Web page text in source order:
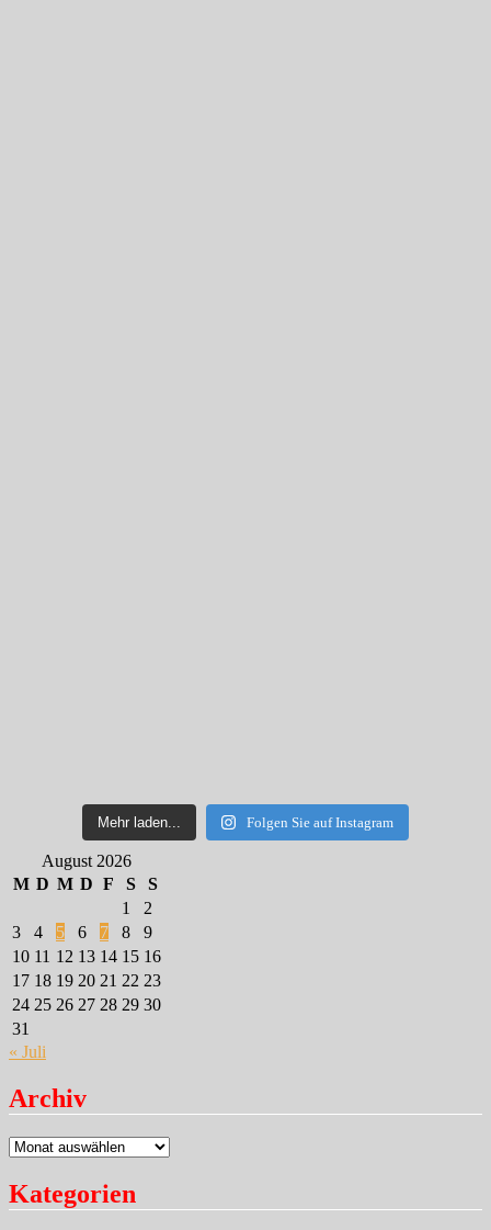
Mehr laden... Folgen Sie auf Instagram
August 2026
M D M D F S
S
1
2
3
4 5 6 7 8
9
10 11 12 13 14 15 16
17 18 19 20 21 22 23
24 25 26 27 28 29 30
31
« Juli
Archiv
Archiv
Kategorien